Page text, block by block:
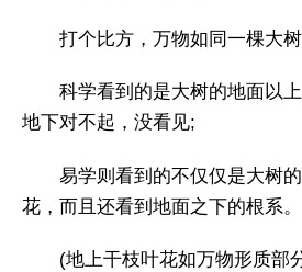
打个比方，万物如同一棵大树
科学看到的是大树的地面以
地下对不起，没看见;
易学则看到的不仅仅是大树
花，而且还看到地面之下的根系。
(地上干枝叶花如万物形质部